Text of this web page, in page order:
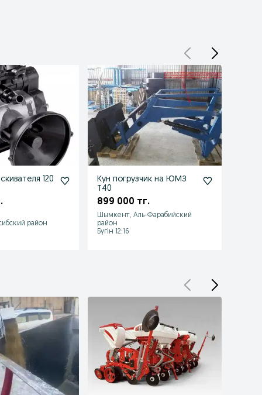
120
район
Кун погрузчик на ЮМЗ
Т40
899 000 тг.
Шымкент, Аль-Фарабийский
район
Бүгін 12:16